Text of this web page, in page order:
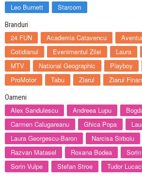
Leo Burnett Starcom
Branduri
24 FUN Academia Catavencu
Cotidianul
Evenimentul Zilei Laura
MTV
National Geographic Playboy
ProMotor
Tabu Ziarul Ziarul
Oameni
Alex Sandulescu Andreea Lupu
Carmen Calugareanu
Ghica Popa
Laura Georgescu-Baron
Narcisa Sirboiu
Razvan Matasel
Roxana Bodea
Sorin Vulpe
Stefan Stroe Tudor